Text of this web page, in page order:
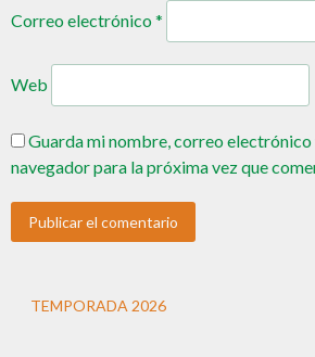
Correo electrónico*
Web
Guarda mi nombre, correo electrónico
navegador para la próxima vez que
TEMPORADA 2026